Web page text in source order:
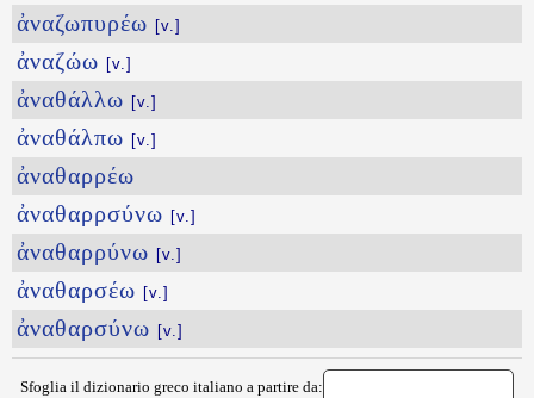
ἀναζωπυρέω [v.]
ἀναζώω [v.]
ἀναθάλλω [v.]
ἀναθάλπω [v.]
ἀναθαρρέω
ἀναθαρρσύνω [v.]
ἀναθαρρύνω [v.]
ἀναθαρσέω [v.]
ἀναθαρσύνω [v.]
Sfoglia il dizionario greco italiano a partire da: